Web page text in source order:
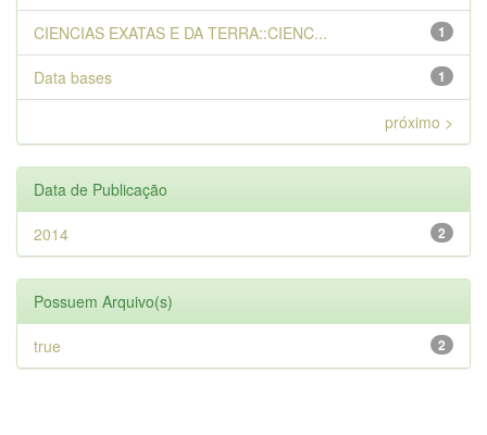
1
CIENCIAS EXATAS E DA TERRA::CIENC...
1
Data bases
próximo >
Data de Publicação
2
2014
Possuem Arquivo(s)
2
true